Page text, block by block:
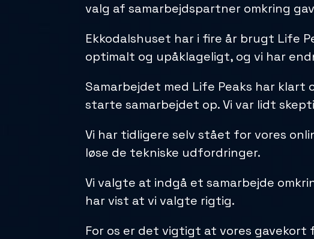
valg af samarbejdspartner omkring
Ekkodalshuset har i fire år brugt Life
optimalt og upåklageligt, og vi har
Samarbejdet med Life Peaks har
starte samarbejdet op. Vi var lidt
Vi har tidligere selv stået for vores
løse de tekniske udfordringer.
Vi valgte at indgå et samarbejde
har vist at vi valgte rigtig.
For os er det vigtigt at vores